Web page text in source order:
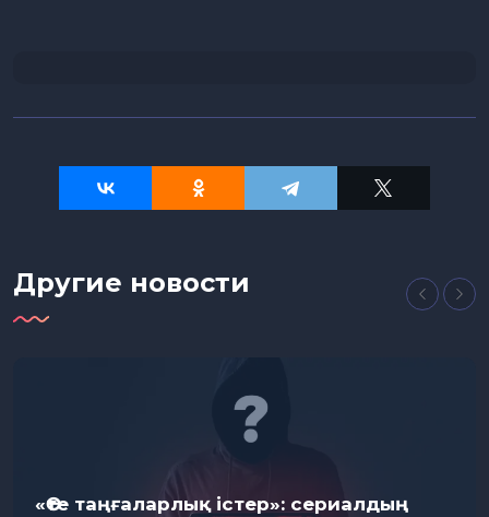
Другие новости
«Өте таңғаларлық істер»: сериалдың